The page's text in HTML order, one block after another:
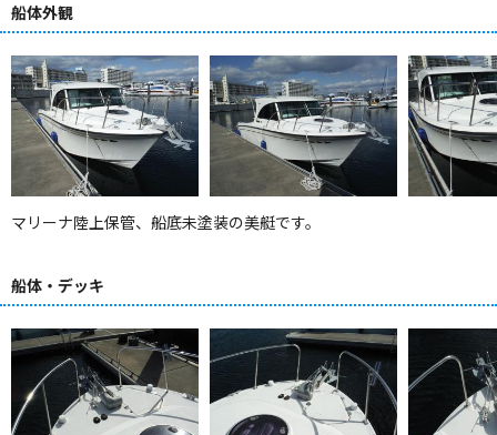
船体外観
マリーナ陸上保管、船底未塗装の美艇です。
船体・デッキ